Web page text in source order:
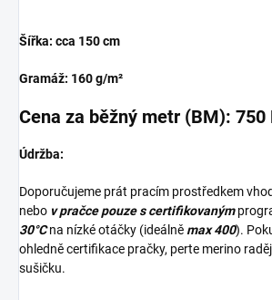
Šířka: cca 150 cm
Gramáž: 160 g/m²
Cena za běžný metr (BM): 750
Údržba:
Doporučujeme prát pracím prostředkem
nebo v pračce pouze s certifikovaným
30°Cna nízké otáčky (ideálněmax 400).
ohledně certifikace pračky, perte merino
sušičku.